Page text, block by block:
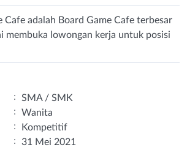
Cafe adalah Board Game Cafe terbesar
membuka lowongan kerja untuk posisi
:
SMA / SMK
:
Wanita
:
Kompetitif
:
31 Mei 2021